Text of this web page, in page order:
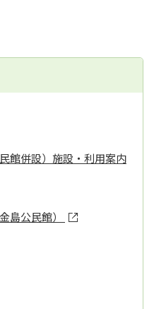
館併設）施設・利用案内
島公民館）